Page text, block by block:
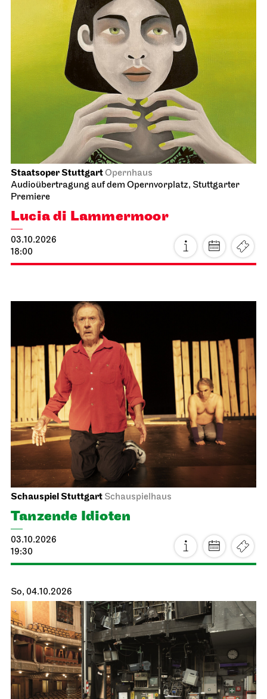
Staatsoper StuttgartOpernhaus
Audioübertragung auf dem Opernvorplatz, Stuttgarter
Premiere
Lucia di Lammermoor
03.10.2026
18:00
Schauspiel Stuttgart Schauspielhaus
Tanzende Idioten
03.10.2026
19:30
So, 04.10.2026